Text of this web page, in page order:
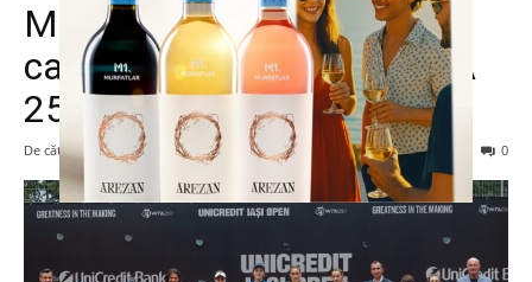
Mirra Andreeva este noua
campioană a turneului WTA
250 UniCredit Iași Open
De către Eva MIRON 27 iulie 2024 0